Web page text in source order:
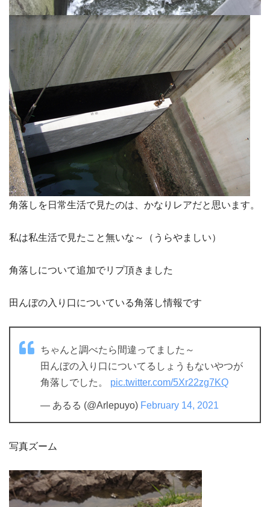
角落しを日常生活で見たのは、かなりレアだと思います。
私は私生活で見たこと無いな～（うらやましい）
角落しについて追加でリプ頂きました
田んぼの入り口についている角落し情報です
ちゃんと調べたら間違ってました～
田んぼの入り口についてるしょうもないやつが
角落しでした。 pic.twitter.com/5Xr22zg7KQ
— あるる (@Arlepuyo) February 14, 2021
写真ズーム